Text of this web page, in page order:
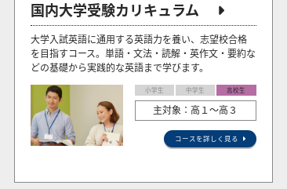
国内大学受験カリキュラム
大学入試英語に通用する英語力を養い、志望校合格
を目指すコース。単語・文法・読解・英作文・要約な
どの基礎から実践的な英語まで学びます。
小学生 中学生 高校生
主対象：高１～高３
コースを詳しく見る